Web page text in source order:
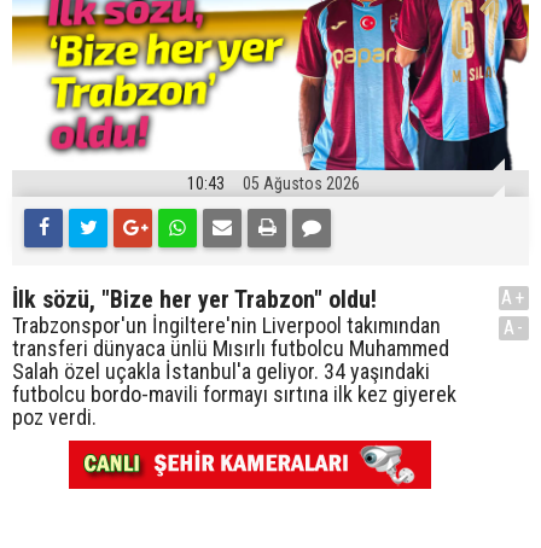
10:43 05 Ağustos 2026
İlk sözü, "Bize her yer Trabzon" oldu!
Trabzonspor'un İngiltere'nin Liverpool takımından
transferi dünyaca ünlü Mısırlı futbolcu Muhammed
Salah özel uçakla İstanbul'a geliyor. 34 yaşındaki
futbolcu bordo-mavili formayı sırtına ilk kez giyerek
poz verdi.
A+
A-